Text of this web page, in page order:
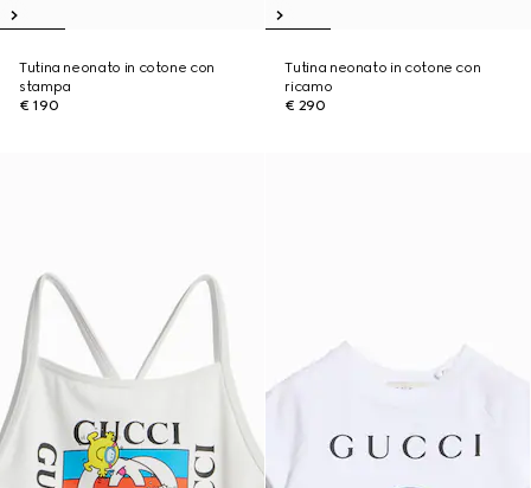
Tutina neonato in cotone con
stampa
€ 190
Tutina neonato in cotone con
ricamo
€ 290